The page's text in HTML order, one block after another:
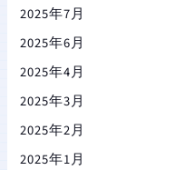
2025年7月
2025年6月
2025年4月
2025年3月
2025年2月
2025年1月